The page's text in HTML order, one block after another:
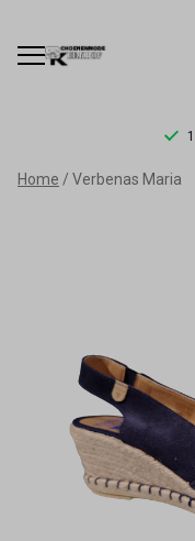
Verbenas
Kerkhof
Home Verbenas Maria